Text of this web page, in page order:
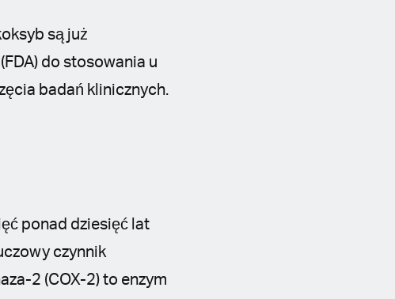
są już
do stosowania u
badań klinicznych.
ponad dziesięć lat
czynnik
2 (COX-2) to enzym